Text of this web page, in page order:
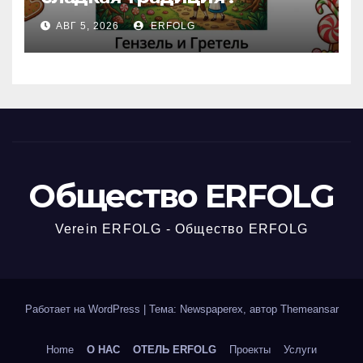
Открываем секреты
вчерашней викторины!
АВГ 5, 2026 ERFOLG
Общество ERFOLG
Verein ERFOLG - Общество ERFOLG
Работает на WordPress Тема: Newspaperex, автор Themeansar
Home О НАС ОТЕЛЬ ERFOLG Проекты Услуги